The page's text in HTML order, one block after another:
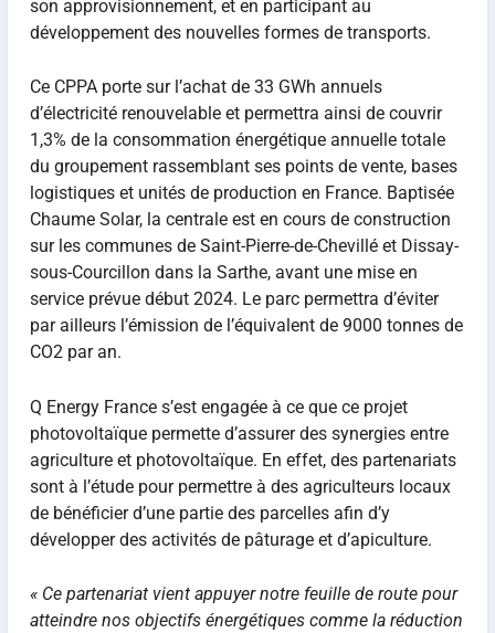
son approvisionnement, et en participant au
développement des nouvelles formes de transports.
Ce CPPA porte sur l’achat de 33 GWh annuels
d’électricité renouvelable et permettra ainsi de couvrir
1,3% de la consommation énergétique annuelle totale
du groupement rassemblant ses points de vente, bases
logistiques et unités de production en France. Baptisée
Chaume Solar, la centrale est en cours de construction
sur les communes de Saint-Pierre-de-Chevillé et Dissay-
sous-Courcillon dans la Sarthe, avant une mise en
service prévue début 2024. Le parc permettra d’éviter
par ailleurs l’émission de l’équivalent de 9000 tonnes de
CO2 par an.
Q Energy France s’est engagée à ce que ce projet
photovoltaïque permette d’assurer des synergies entre
agriculture et photovoltaïque. En effet, des partenariats
sont à l’étude pour permettre à des agriculteurs locaux
de bénéficier d’une partie des parcelles afin d’y
développer des activités de pâturage et d’apiculture.
« Ce partenariat vient appuyer notre feuille de route pour
atteindre nos objectifs énergétiques comme la réduction